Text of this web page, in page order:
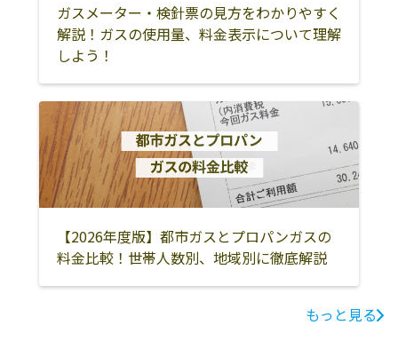
大島郡和泊町
大島郡知名町
大島郡与論町
南九州市
熊毛郡屋久島町
ガスメーター・検針票の見方をわかりやすく
解説！ガスの使用量、料金表示について理解
しよう！
【2026年度版】都市ガスとプロパンガスの
料金比較！世帯人数別、地域別に徹底解説
もっと見る